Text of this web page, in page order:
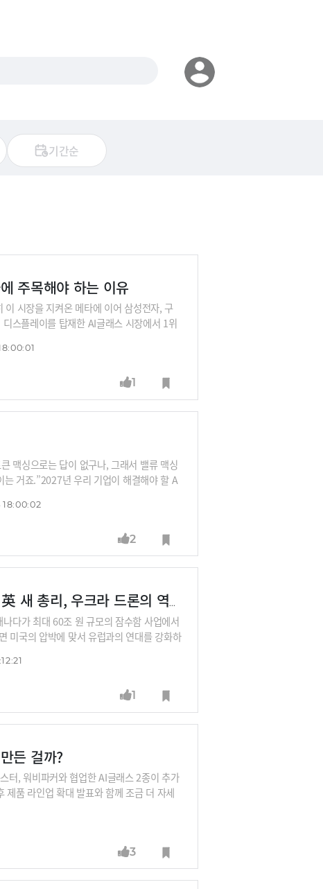
기간순
주목해야 하는 이유
시장을 지켜온 메타에 이어 삼성전자, 구
스플레이를 탑재한 AI글래스 시장에서 1위
드, 안경 유통망을 꽉잡고 있어서 빅테크
다.
1
맥싱으로는 답이 없구나, 그래서 밸류 맥싱
거죠.”2027년 우리 기업이 해결해야 할 A
립니다.
2
[월간 국제정세]캐나다 잠수함, 미-이란 종전협상, 英 새 총리, 우크라 드론의 역습
다가 최대 60조 원 규모의 잠수함 사업에서
미국의 압박에 맞서 유럽과의 연대를 강화하
국의 앤디 버넘 총리에 대해서도 알아봅니
하일로 페도로우 국방장관을 젤렌스키 대
정세를 상세히 짚어드립니다.
1
든 걸까?
터, 워비파커와 협업한 AI글래스 2종이 추가
품 라인업 확대 발표와 함께 조금 더 자세
쟁이 벌어졌던 AI글래스 시장에 구글-삼성-
전략기획팀장으로부터 AI와 가장 궁합이
3